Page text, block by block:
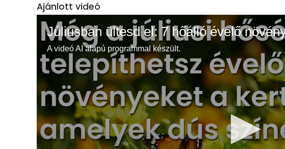
Ajánlott videó
Júliusban ültesd el: 7 hőálló évelő
A videó AI alapú programmal készült.